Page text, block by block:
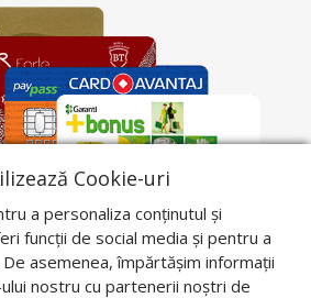
Cookie-uri
a personaliza conținutul și
funcții de social media și pentru a
asemenea, împărtășim informații
nostru cu partenerii noștri de